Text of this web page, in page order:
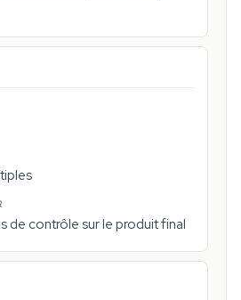
de contrôle sur le produit final